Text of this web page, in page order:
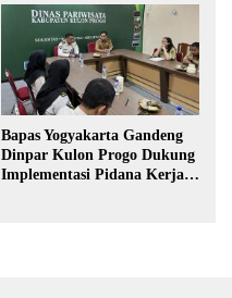
Bapas Yogyakarta Gandeng
Dinpar Kulon Progo Dukung
Implementasi Pidana Kerja